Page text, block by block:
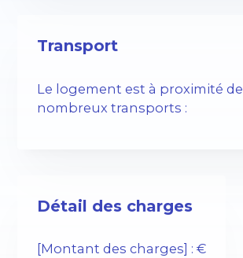
Transport
Le logement est à proximité de
nombreux transports :
Détail des charges
[Montant des charges] : €